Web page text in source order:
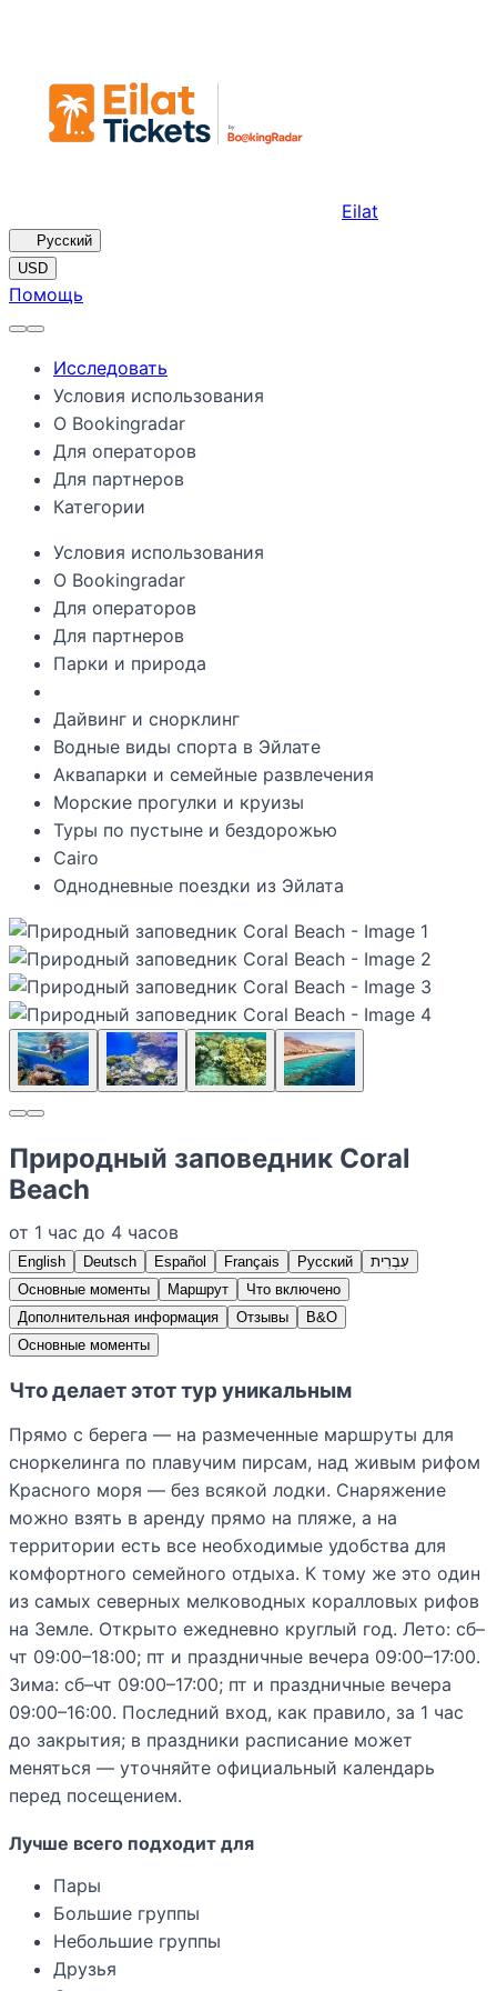
Eilat
Русский
USD
Помощь
Исследовать
Условия использования
О Bookingradar
Для операторов
Для партнеров
Категории
Условия использования
О Bookingradar
Для операторов
Для партнеров
Парки и природа
Дайвинг и снорклинг
Водные виды спорта в Эйлате
Аквапарки и семейные развлечения
Морские прогулки и круизы
Туры по пустыне и бездорожью
Cairo
Однодневные поездки из Эйлата
Природный заповедник Coral
Beach
от 1 час до 4 часов
English Deutsch Español Français Русский
עִבְרִית
Основные моменты
Маршрут
Что включено
Дополнительная информация
Отзывы
В&О
Основные моменты
Что делает этот тур уникальным
Прямо с берега — на размеченные маршруты для
сноркелинга по плавучим пирсам, над живым рифом
Красного моря — без всякой лодки. Снаряжение
можно взять в аренду прямо на пляже, а на
территории есть все необходимые удобства для
комфортного семейного отдыха. К тому же это один
из самых северных мелководных коралловых рифов
на Земле. Открыто ежедневно круглый год. Лето: сб–
чт 09:00–18:00; пт и праздничные вечера 09:00–17:00.
Зима: сб–чт 09:00–17:00; пт и праздничные вечера
09:00–16:00. Последний вход, как правило, за 1 час
до закрытия; в праздники расписание может
меняться — уточняйте официальный календарь
перед посещением.
Лучше всего подходит для
Пары
Большие группы
Небольшие группы
Друзья